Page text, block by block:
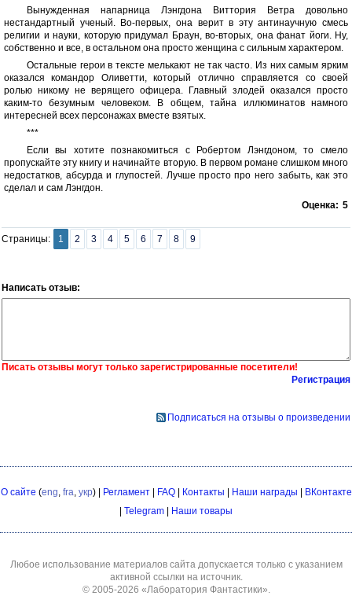
Вынужденная напарница Лэнгдона Виттория Ветра довольно
нестандартный ученый. Во-первых, она верит в эту антинаучную смесь
религии и науки, которую придумал Браун, во-вторых, она фанат йоги. Ну,
собственно и все, в остальном она просто женщина с сильным характером.
Остальные герои в тексте мелькают не так часто. Из них самым ярким
оказался командор Оливетти, который отлично справляется со своей
ролью никому не верящего офицера. Главный злодей оказался просто
каким-то безумным человеком. В общем, тайна иллюминатов намного
интересней всех персонажах вместе взятых.
***
Если вы хотите познакомиться с Робертом Лэнгдоном, то смело
пропускайте эту книгу и начинайте вторую. В первом романе слишком много
недостатков, абсурда и глупостей. Лучше просто про него забыть, как это
сделал и сам Лэнгдон.
Оценка: 5
Страницы: 1 2 3 4 5 6 7 8 9
Написать отзыв:
Писать отзывы могут только зарегистрированные посетители!
Регистрация
Подписаться на отзывы о произведении
О сайте (eng, fra, укр) | Регламент| FAQ| Контакты Наши награды
ВКонтакте
Telegram Наши товары
Любое использование материалов сайта допускается только с указанием
активной ссылки на источник.
© 2005-2026 «Лаборатория Фантастики».